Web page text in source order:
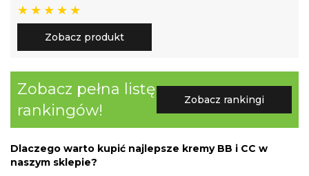
Zobacz produkt
Zobacz pełna listę
rankingów!
Zobacz rankingi
Dlaczego warto kupić najlepsze kremy BB i CC w
naszym sklepie?